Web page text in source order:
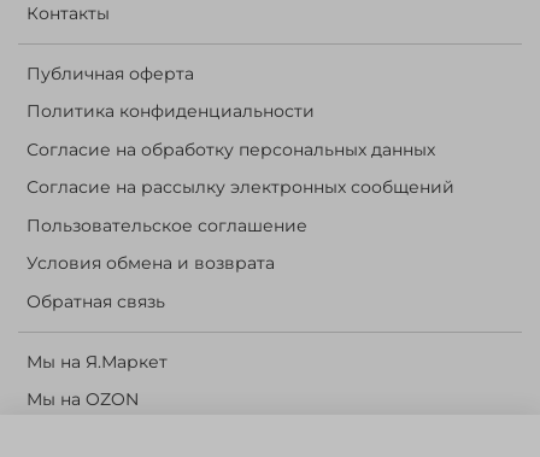
Контакты
Публичная оферта
Политика конфиденциальности
Согласие на обработку персональных данных
Согласие на рассылку электронных сообщений
Пользовательское соглашение
Условия обмена и возврата
Обратная связь
Мы на Я.Маркет
Мы на OZON